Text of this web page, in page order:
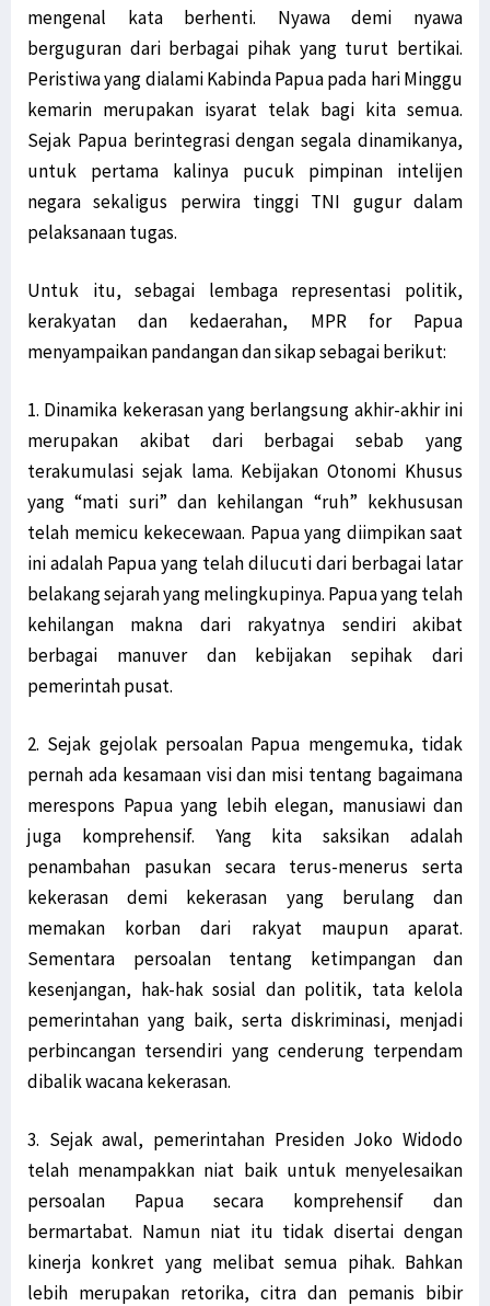
mengenal kata berhenti. Nyawa demi nyawa
berguguran dari berbagai pihak yang turut bertikai.
Peristiwa yang dialami Kabinda Papua pada hari Minggu
kemarin merupakan isyarat telak bagi kita semua.
Sejak Papua berintegrasi dengan segala dinamikanya,
untuk pertama kalinya pucuk pimpinan intelijen
negara sekaligus perwira tinggi TNI gugur dalam
pelaksanaan tugas.
Untuk itu, sebagai lembaga representasi politik,
kerakyatan dan kedaerahan, MPR for Papua
menyampaikan pandangan dan sikap sebagai berikut:
1. Dinamika kekerasan yang berlangsung akhir-akhir ini
merupakan akibat dari berbagai sebab yang
terakumulasi sejak lama. Kebijakan Otonomi Khusus
yang “mati suri” dan kehilangan “ruh” kekhususan
telah memicu kekecewaan. Papua yang diimpikan saat
ini adalah Papua yang telah dilucuti dari berbagai latar
belakang sejarah yang melingkupinya. Papua yang telah
kehilangan makna dari rakyatnya sendiri akibat
berbagai manuver dan kebijakan sepihak dari
pemerintah pusat.
2. Sejak gejolak persoalan Papua mengemuka, tidak
pernah ada kesamaan visi dan misi tentang bagaimana
merespons Papua yang lebih elegan, manusiawi dan
juga komprehensif. Yang kita saksikan adalah
penambahan pasukan secara terus-menerus serta
kekerasan demi kekerasan yang berulang dan
memakan korban dari rakyat maupun aparat.
Sementara persoalan tentang ketimpangan dan
kesenjangan, hak-hak sosial dan politik, tata kelola
pemerintahan yang baik, serta diskriminasi, menjadi
perbincangan tersendiri yang cenderung terpendam
dibalik wacana kekerasan.
3. Sejak awal, pemerintahan Presiden Joko Widodo
telah menampakkan niat baik untuk menyelesaikan
persoalan Papua secara komprehensif dan
bermartabat. Namun niat itu tidak disertai dengan
kinerja konkret yang melibat semua pihak. Bahkan
lebih merupakan retorika, citra dan pemanis bibir